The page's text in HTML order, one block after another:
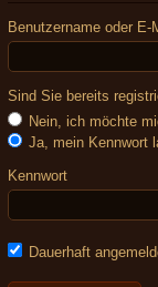
Benutzername oder E-
Sind Sie bereits
Nein, ich möchte
Ja, mein Kennwort
Kennwort
Dauerhaft